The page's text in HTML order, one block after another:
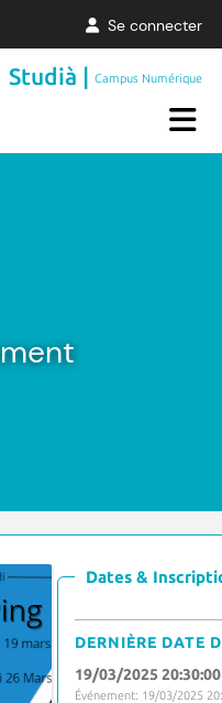
Se connecter
Studià |Campus Numérique
Dates &
DERNIÈRE DATE
19/03/2025 20:30:00
Événement: 19/03/2025